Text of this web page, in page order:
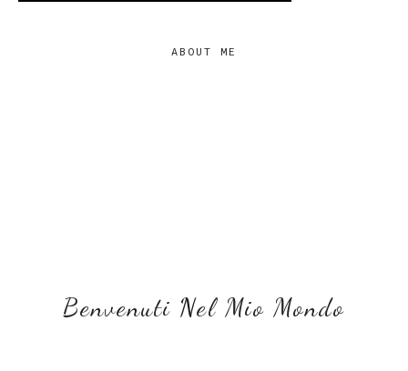
ABOUT ME
Benvenuti Nel Mio Mondo